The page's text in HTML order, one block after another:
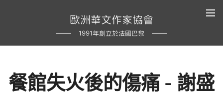
歐洲華文作家協會
1991年創立於法國巴黎
餐館失火後的傷痛 - 謝盛